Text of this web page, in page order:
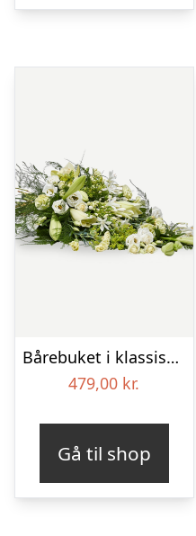
Bårebuket i klassisk stil – hvid
479,00 kr.
Gå til shop